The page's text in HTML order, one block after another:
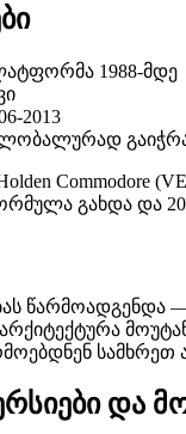
1988-მდე
2013
Holden
გახდა და
წარმოადგენდა
სამხრეთ
და